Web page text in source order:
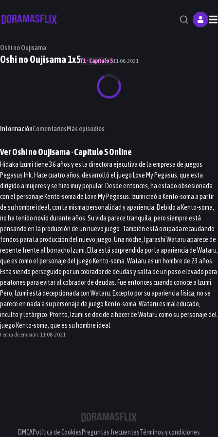
Oshi no Oujisama
Oshi no Oujisama 1x5T1 · Capítulo 511-08-2021
InformaciónComentariosMás episodios
VerOshi no Oujisama· Capítulo5Online
Hidaka Izumi tiene 36 años y es la directora ejecutiva de la empresa de juegos
Pegasus Ink. Hace cuatro años, desarrolló el juego Love My Pegasus, que esta
dirigido a mujeres y se hizo muy popular. Desde entonces, ha estado obsesionada
con el personaje Kento-soma de Love My Pegasus. Izumi creó a Kento-soma a partir
de su hombre ideal, con la misma personalidad y apariencia. Debido a Kento-soma,
no ha tenido novio durante años. Su vida parece tranquila, pero siempre está
pensando en la producción de un nuevo juego. También está ocupada recaudando
fondos para la producción del nuevo juego. Una noche, Igarashi Wataru aparece de
repente frente al borracho Izumi. Ella está sorprendida por la apariencia de Wataru,
que es como el personaje del juego Kento-soma. Wataru es un hombre de 23 años.
Esta siendo perseguido por un cobrador de deudas y salta de un paso elevado para
peatones para evitar al cobrador de deudas. Fue entonces cuando conoce a Izumi.
Pero, Izumi está decepcionada con Wataru. Excepto por su apariencia física, no se
parece en nada a su personaje de juego Kento-soma. Wataru es maleducado,
inculto y letárgico. Pronto, Izumi se decide a hacer de Wataru como su personaje del
juego Kento-soma, que es su hombre ideal
Fecha de emisión: 11-08-2021
DMCAPolítica de CookiesPreguntas frecuentesTérminos y condiciones